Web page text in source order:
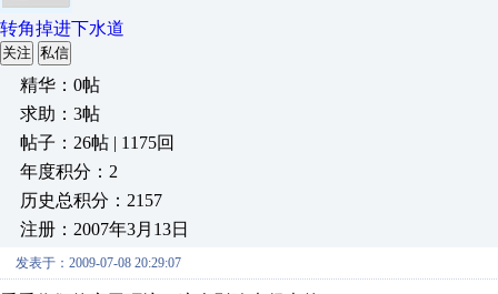
转角掉进下水道
关注 私信
精华：0帖
求助：3帖
帖子：26帖 | 1175回
年度积分：2
历史总积分：2157
注册：2007年3月13日
发表于：2009-07-08 20:29:07